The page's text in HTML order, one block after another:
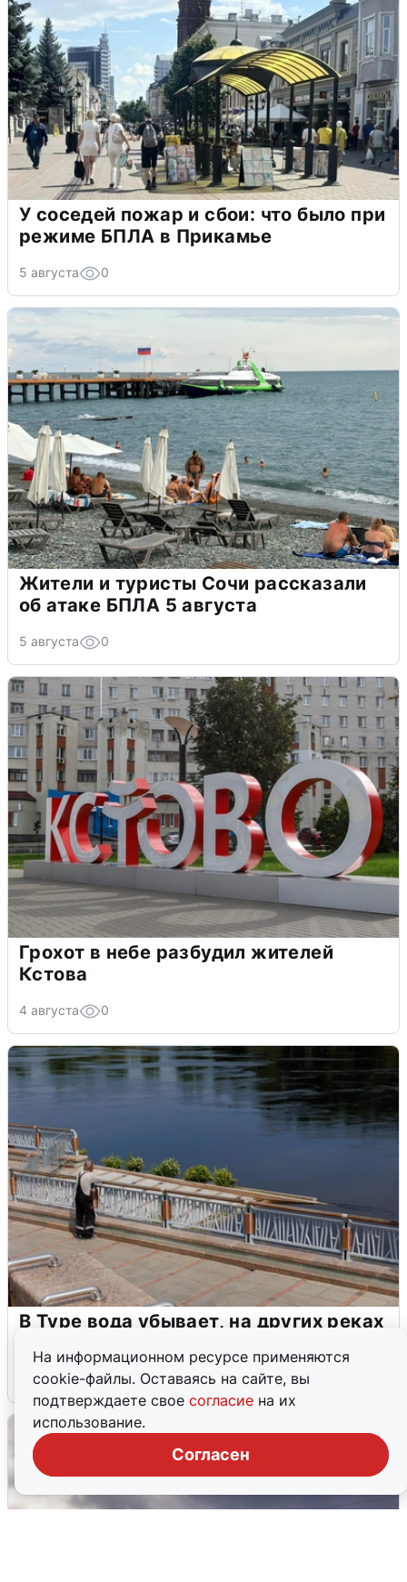
На информационном ресурсе применяются
cookie-файлы. Оставаясь на сайте, вы
подтверждаете свое согласие на их
использование.
Согласен
У соседей пожар и сбои: что было при
режиме БПЛА в Прикамье
5 августа 0
Жители и туристы Сочи рассказали
об атаке БПЛА 5 августа
5 августа 0
Грохот в небе разбудил жителей
Кстова
4 августа 0
В Туре вода убывает, на других реках
4 августа 0